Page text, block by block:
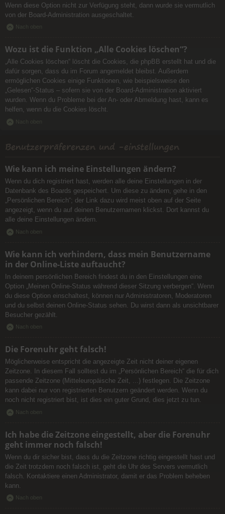
Wenn diese Option nicht zur Verfügung steht, dann wurde sie vermutlich
von der Board-Administration ausgeschaltet.
Nach oben
Wozu ist die Funktion „Alle Cookies löschen“?
„Alle Cookies löschen“ löscht die Cookies, die phpBB erstellt hat und die
dafür sorgen, dass du im Forum angemeldet bleibst. Außerdem
ermöglichen Cookies einige Funktionen, wie beispielsweise den
„Gelesen“-Status – sofern sie von der Board-Administration aktiviert
wurden. Wenn du Probleme bei der An- oder Abmeldung hast, kann es
helfen, wenn du die Cookies löscht.
Nach oben
Benutzerpräferenzen und -einstellungen
Wie kann ich meine Einstellungen ändern?
Wenn du dich registriert hast, werden alle deine Einstellungen in der
Datenbank des Boards gespeichert. Um diese zu ändern, gehe in den
„Persönlichen Bereich“; der Link dazu wird meist oben auf der Seite
angezeigt, wenn du auf deinen Benutzernamen klickst. Dort kannst du
alle deine Einstellungen ändern.
Nach oben
Wie kann ich verhindern, dass mein Benutzername
in der Online-Liste auftaucht?
In deinem persönlichen Bereich findest du in den Einstellungen eine
Option „Meinen Online-Status während dieser Sitzung verbergen“. Wenn
du diese Option einschaltest, können nur Administratoren, Moderatoren
und du selbst deinen Online-Status sehen. Du wirst dann als unsichtbarer
Besucher gezählt.
Nach oben
Die Forenuhr geht falsch!
Möglicherweise entspricht die angezeigte Zeit nicht deiner eigenen
Zeitzone. In diesem Fall solltest du im „Persönlichen Bereich“ die für dich
passende Zeitzone (Mitteleuropäische Zeit, ...) festlegen. Die Zeitzone
kann dabei nur von registrierten Benutzern geändert werden. Wenn du
noch nicht registriert bist, ist dies ein guter Grund, dies jetzt zu tun.
Nach oben
Ich habe die Zeitzone eingestellt, aber die Forenuhr
geht immer noch falsch!
Wenn du dir sicher bist, dass du die Zeitzone richtig eingestellt hast und
die Zeit trotzdem noch falsch ist, geht die Uhr des Servers vermutlich
falsch. Kontaktiere einen Administrator, damit er das Problem beheben
kann.
Nach oben